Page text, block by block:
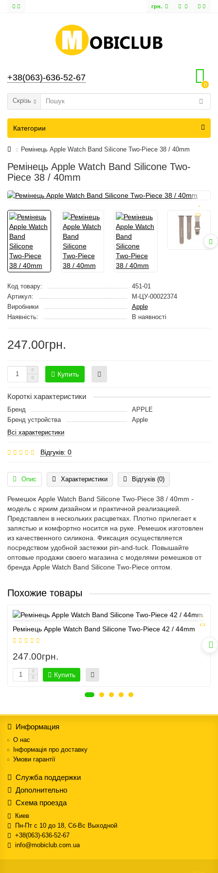
грн.
+38(063)-636-52-67
0
Скрізь
Категории
Ремінець Apple Watch Band Silicone Two-Piece 38 / 40mm
Ремінець Apple Watch Band Silicone Two-
Piece 38 / 40mm
Код товару:
451-01
Артикул:
M-ЦУ-00022374
Виробники
Apple
Наявність:
В наявності
247.00грн.
Купить
Короткі характеристики
Бренд
APPLE
Бренд устройства
Apple
Всі характеристики
Відгуків: 0
Опис Характеристики Відгуків (0)
Ремешок Apple Watch Band Silicone Two-Piece 38 / 40mm -
модель с ярким дизайном и практичной реализацией.
Представлен в нескольких расцветках. Плотно прилегает к
запястью и комфортно носится на руке. Ремешок изготовлен
из качественного силикона. Фиксация осуществляется
посредством удобной застежки pin-and-tuck. Повышайте
оптовые продажи своего магазина с моделями ремешков от
бренда Apple Watch Band Silicone Two-Piece оптом.
Похожие товары
Ремінець Apple Watch Band Silicone Two-Piece 42 / 44mm
247.00грн.
Купить
Информация
О нас
Інформація про доставку
Умови гарантії
Служба поддержки
Дополнительно
Схема проезда
Киев
Пн-Пт с 10 до 18, Сб-Вс Выходной
+38(063)-636-52-67
info@mobiclub.com.ua